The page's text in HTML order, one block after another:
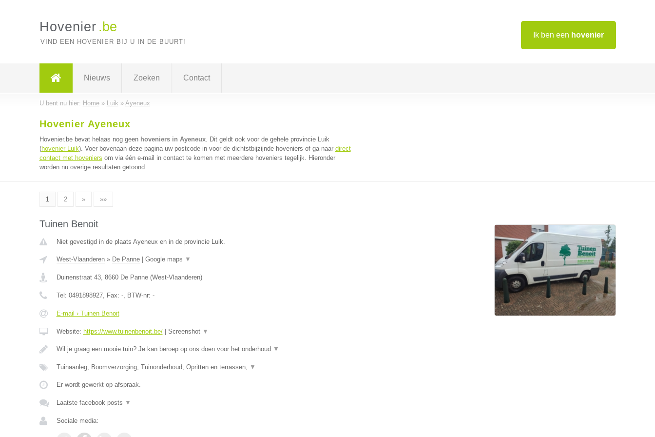
Ik ben een hovenier
Hovenier .be
VIND EEN HOVENIER BIJ U IN DE BUURT!
Nieuws Zoeken Contact
U bent nu hier: Home» Luik » Ayeneux
Hovenier Ayeneux
Hovenier.be bevat helaas nog geen hoveniers in Ayeneux. Dit geldt ook voor de gehele provincie Luik
(hovenier Luik). Voer bovenaan deze pagina uw postcode in voor de dichtstbijzijnde hoveniers of ga naar direct
contact met hoveniers om via één e-mail in contact te komen met meerdere hoveniers tegelijk. Hieronder
worden nu overige resultaten getoond.
1 2 » »»
Tuinen Benoit
Niet gevestigd in de plaats Ayeneux en in de provincie Luik.
West-Vlaanderen» De Panne| Google maps ▼
Duinenstraat 43, 8660 De Panne(West-Vlaanderen)
Tel: 0491898927, Fax: -, BTW-nr: -
E-mail › Tuinen Benoit
Website: https://www.tuinenbenoit.be/| Screenshot ▼
Wil je graag een mooie tuin? Je kan beroep op ons doen voor het onderhoud ▼
Tuinaanleg, Boomverzorging, Tuinonderhoud, Opritten en terrassen, ▼
Er wordt gewerkt op afspraak.
Laatste facebook posts ▼
Sociale media: